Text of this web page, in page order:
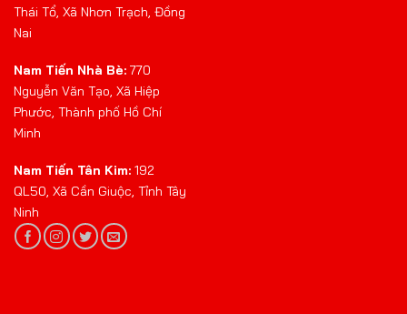
Thái Tổ, Xã Nhơn Trạch, Đồng
Nai
Nam Tiến Nhà Bè: 770
Nguyễn Văn Tạo, Xã Hiệp
Phước, Thành phố Hồ Chí
Minh
Nam Tiến Tân Kim: 192
QL50, Xã Cần Giuộc, Tỉnh Tây
Ninh